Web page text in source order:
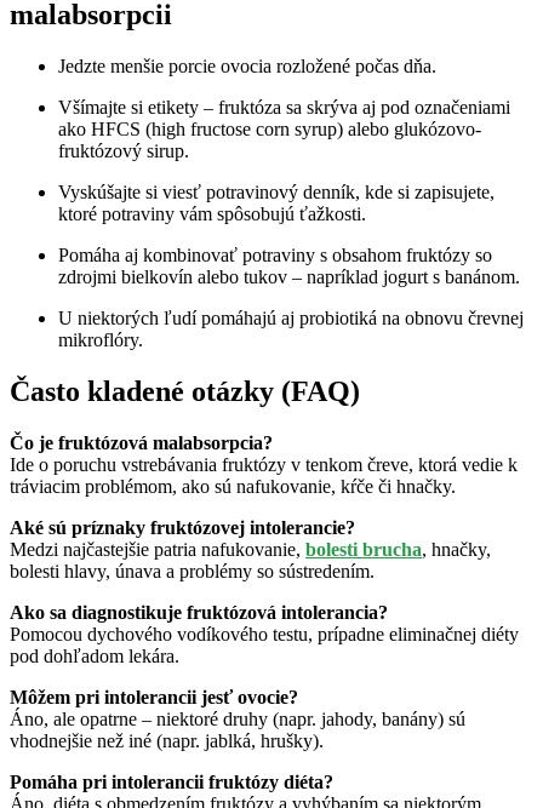
malabsorpcii
Jedzte menšie porcie ovocia rozložené počas dňa.
Všímajte si etikety – fruktóza sa skrýva aj pod označeniami
ako HFCS (high fructose corn syrup) alebo glukózovo-
fruktózový sirup.
Vyskúšajte si viesť potravinový denník, kde si zapisujete,
ktoré potraviny vám spôsobujú ťažkosti.
Pomáha aj kombinovať potraviny s obsahom fruktózy so
zdrojmi bielkovín alebo tukov – napríklad jogurt s banánom.
U niektorých ľudí pomáhajú aj probiotiká na obnovu črevnej
mikroflóry.
Často kladené otázky (FAQ)
Čo je fruktózová malabsorpcia?
Ide o poruchu vstrebávania fruktózy v tenkom čreve, ktorá vedie k
tráviacim problémom, ako sú nafukovanie, kŕče či hnačky.
Aké sú príznaky fruktózovej intolerancie?
Medzi najčastejšie patria nafukovanie, bolesti brucha, hnačky,
bolesti hlavy, únava a problémy so sústredením.
Ako sa diagnostikuje fruktózová intolerancia?
Pomocou dychového vodíkového testu, prípadne eliminačnej diéty
pod dohľadom lekára.
Môžem pri intolerancii jesť ovocie?
Áno, ale opatrne – niektoré druhy (napr. jahody, banány) sú
vhodnejšie než iné (napr. jablká, hrušky).
Pomáha pri intolerancii fruktózy diéta?
Áno, diéta s obmedzením fruktózy a vyhýbaním sa niektorým